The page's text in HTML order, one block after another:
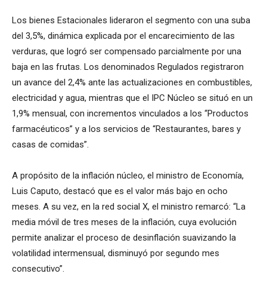
Los bienes Estacionales lideraron el segmento con una suba
del 3,5%, dinámica explicada por el encarecimiento de las
verduras, que logró ser compensado parcialmente por una
baja en las frutas. Los denominados Regulados registraron
un avance del 2,4% ante las actualizaciones en combustibles,
electricidad y agua, mientras que el IPC Núcleo se situó en un
1,9% mensual, con incrementos vinculados a los “Productos
farmacéuticos” y a los servicios de “Restaurantes, bares y
casas de comidas”.
A propósito de la inflación núcleo, el ministro de Economía,
Luis Caputo, destacó que es el valor más bajo en ocho
meses. A su vez, en la red social X, el ministro remarcó: “La
media móvil de tres meses de la inflación, cuya evolución
permite analizar el proceso de desinflación suavizando la
volatilidad intermensual, disminuyó por segundo mes
consecutivo”.